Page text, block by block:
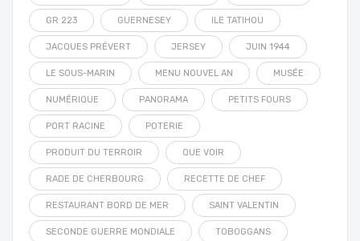
GR 223 GUERNESEY ILE TATIHOU
JACQUES PRÉVERT JERSEY JUIN 1944
LE SOUS-MARIN MENU NOUVEL AN MUSÉE
NUMÉRIQUE PANORAMA PETITS FOURS
PORT RACINE POTERIE
PRODUIT DU TERROIR QUE VOIR
RADE DE CHERBOURG RECETTE DE CHEF
RESTAURANT BORD DE MER SAINT VALENTIN
SECONDE GUERRE MONDIALE TOBOGGANS